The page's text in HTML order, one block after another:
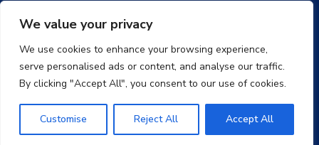
We value your privacy
We use cookies to enhance your browsing experience,
serve personalised ads or content, and analyse our traffic.
By clicking "Accept All", you consent to our use of cookies.
Customise Reject All Accept All
bezpieczeństwa. Zapewniamy reprezentację przed WRC,
Sądem Pracy i Sądem Okręgowym
Doradzamy również pracodawcom i pracownikom w
sprawach dyscyplinarnych, niesłusznego zwolnienia,
konstruktywnego zwolnienia, przeniesienia
przedsiębiorstwa (TUPE)